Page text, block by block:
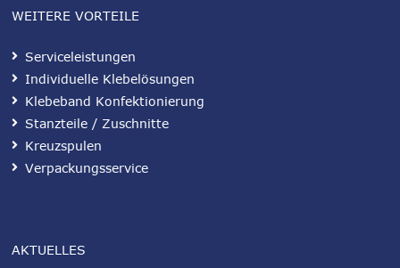
WEITERE VORTEILE
Serviceleistungen
Individuelle Klebelösungen
Klebeband Konfektionierung
Stanzteile / Zuschnitte
Kreuzspulen
Verpackungsservice
AKTUELLES